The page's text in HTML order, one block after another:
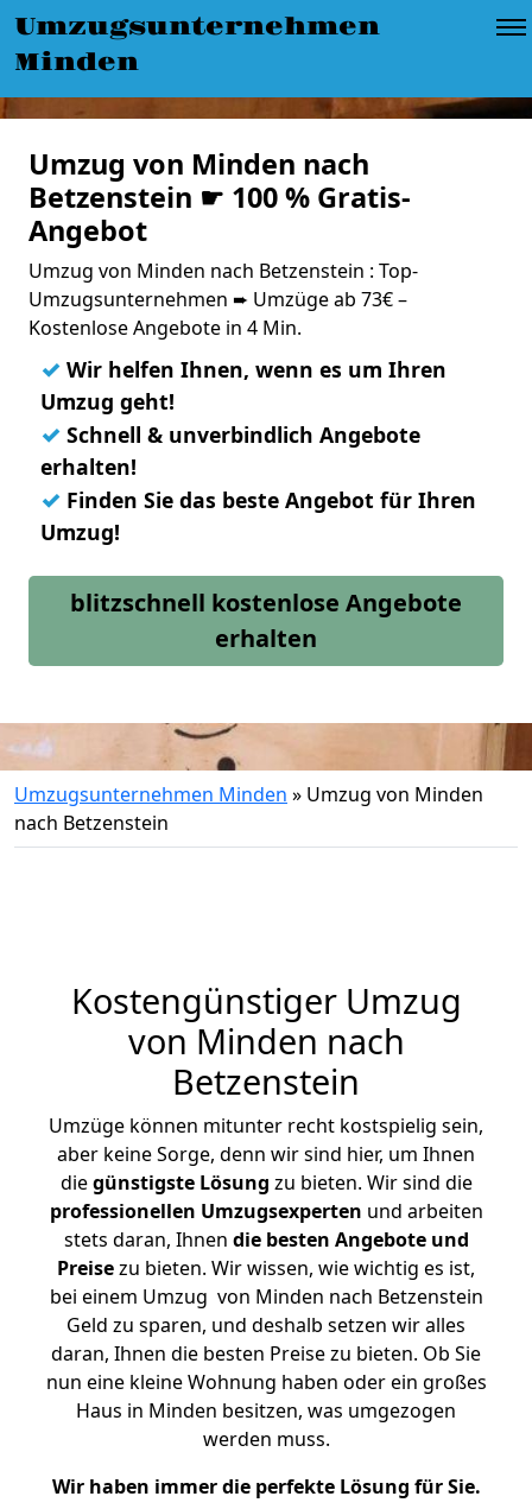
Umzugsunternehmen
Minden
Umzug von Minden nach
Betzenstein ☛ 100 % Gratis-
Angebot
Umzug von Minden nach Betzenstein : Top-
Umzugsunternehmen ➨ Umzüge ab 73€ –
Kostenlose Angebote in 4 Min.
✓ Wir helfen Ihnen, wenn es um Ihren
Umzug geht!
✓ Schnell & unverbindlich Angebote
erhalten!
✓ Finden Sie das beste Angebot für Ihren
Umzug!
blitzschnell kostenlose Angebote
erhalten
Umzugsunternehmen Minden » Umzug von Minden
nach Betzenstein
Kostengünstiger Umzug
von Minden nach
Betzenstein
Umzüge können mitunter recht kostspielig sein,
aber keine Sorge, denn wir sind hier, um Ihnen
diegünstigste Lösung zu bieten. Wir sind die
professionellen Umzugsexperten und arbeiten
stets daran, Ihnen die besten Angebote und
Preisezu bieten. Wir wissen, wie wichtig es ist,
bei einem Umzug von Minden nach Betzenstein
Geld zu sparen, und deshalb setzen wir alles
daran, Ihnen die besten Preise zu bieten. Ob Sie
nun eine kleine Wohnung haben oder ein großes
Haus in Minden besitzen, was umgezogen
werden muss.
Wir haben immer die perfekte Lösung für Sie.